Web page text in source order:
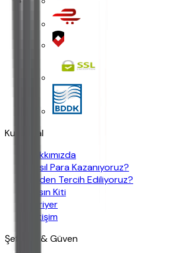
Kurumsal
Hakkımızda
Nasıl Para Kazanıyoruz?
Neden Tercih Ediliyoruz?
Basın Kiti
Kariyer
İletişim
Şeffaflık & Güven